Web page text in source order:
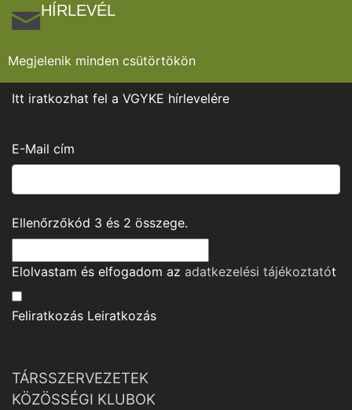
HÍRLEVÉL
Megjelenik minden csütörtökön
Itt iratkozhat fel a VGYKE hírlevelére
E-Mail cím
Ellenőrzőkód 3 és 2 összege.
Elolvastam és elfogadom az adatkezelési tájékoztatót
Feliratkozás Leiratkozás
TÁRSSZERVEZETEK
KÖZÖSSÉGI KLUBOK